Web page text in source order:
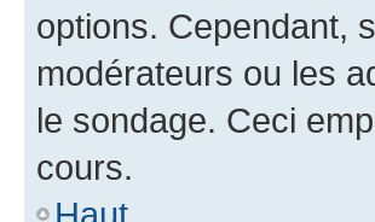
options. Cependant,
modérateurs ou les
le sondage. Ceci
cours.
Haut